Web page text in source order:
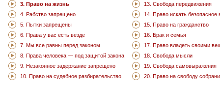
3. Право на жизнь
4. Рабство запрещено
5. Пытки запрещены
6. Права у вас есть везде
7. Мы все равны перед законом
8. Права человека — под защитой закона
9. Незаконное задержание запрещено
10. Право на судебное разбирательство
13. Свобода передвижения
14. Право искать безопасное
15. Право на гражданство
16. Брак и семья
17. Право владеть своими
18. Свобода мысли
19. Свобода самовыражения
20. Право на свободу